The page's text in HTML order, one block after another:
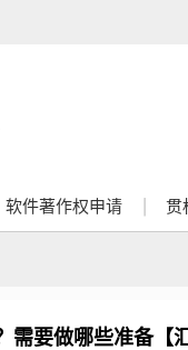
软件著作权申请 贯
需要做哪些准备【